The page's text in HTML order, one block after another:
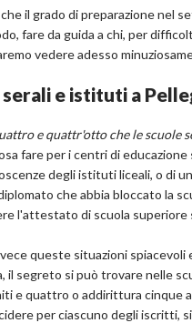
il grado di preparazione nel
fare da guida a chi, per
vedere adesso
e istituti a
e quattr'otto che le scuole
fare per i centri di
degli istituti liceali, o di
che abbia bloccato la
l'attestato di scuola superiore
queste situazioni
il segreto si può trovare nelle
e quattro o addirittura cinque
per ciascuno degli iscritti,